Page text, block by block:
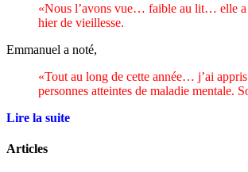
«Nous l’avons vue… faible au lit… elle a
hier de vieillesse.
Emmanuel a noté,
«Tout au long de cette année… j’ai
personnes atteintes de maladie mentale.
Lire la suite
Articles